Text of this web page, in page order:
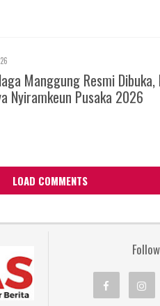
Manggung Resmi
Nyiramkeun Pusaka 2026
LOAD COMMENTS